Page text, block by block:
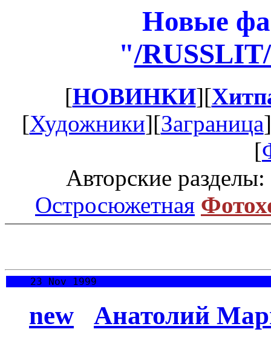
Новые
"/
[НОВИНКИ][
[Художники][Заграница
[
Авторские разделы:
Остросюжетная
23 Nov 1999
new Анатолий